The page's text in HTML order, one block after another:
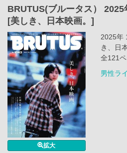
BRUTUS(ブルータス）
[美しき、日本映画。]
拡大
2025年
き、日
全121
男性ラ